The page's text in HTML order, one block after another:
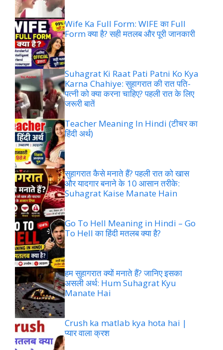
Wife Ka Full Form: WIFE का Full
Form क्या है? सही मतलब और पूरी जानकारी
Suhagrat Ki Raat Pati Patni Ko Kya
Karna Chahiye: सुहागरात की रात पति-
पत्नी को क्या करना चाहिए? पहली रात के लिए
जरूरी बातें
Teacher Meaning In Hindi (टीचर का
हिंदी अर्थ)
सुहागरात कैसे मनाते हैं? पहली रात को खास
और यादगार बनाने के 10 आसान तरीके:
Suhagrat Kaise Manate Hain
Go To Hell Meaning in Hindi – Go
To Hell का हिंदी मतलब क्या है?
हम सुहागरात क्यों मनाते हैं? जानिए इसका
असली अर्थ: Hum Suhagrat Kyu
Manate Hai
Crush ka matlab kya hota hai |
प्यार वाला क्रश